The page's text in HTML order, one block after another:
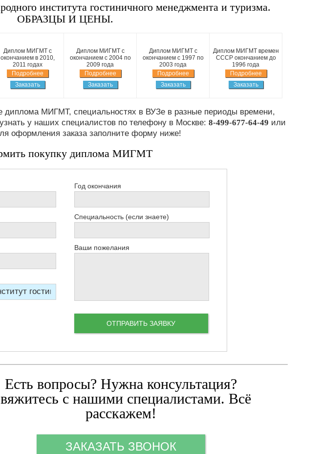
института гостиничного менеджмента и туризма.
ОБРАЗЦЫ И ЦЕНЫ.
Диплом МИГМТ с
окончанием в 2010,
2011 годах
Подробнее
Заказать
Диплом МИГМТ с
окончанием с 2004 по
2009 года
Подробнее
Заказать
Диплом МИГМТ с
окончанием с 1997 по
2003 года
Подробнее
Заказать
Диплом МИГМТ времен
СССР окончанием до
1996 года
Подробнее
Заказать
диплома МИГМТ, специальностях в ВУЗе в разные периоды времени,
у наших специалистов по телефону в Москве: 8-499-677-64-49 или
оформления заказа заполните форму ниже!
покупку диплома МИГМТ
Год окончания
Специальность (если знаете)
Ваши пожелания
Есть вопросы? Нужна консультация?
с нашими специалистами. Всё
расскажем!
ЗАКАЗАТЬ ЗВОНОК